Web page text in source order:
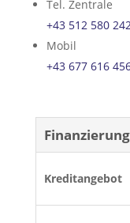
Tel. Zentrale
+43 512 580
Mobil
+43 677 616
Kreditangebot